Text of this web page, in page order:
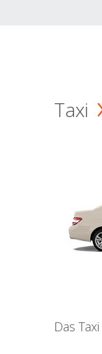
Taxi
Das Taxi